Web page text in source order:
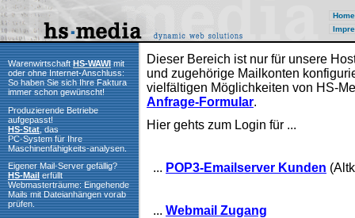
Home
WarenwirtschaftHS-WAWImit
oder ohne Internet-Anschluss:
So haben Sie sich Ihre Faktura
immer schon gewünscht!
Produzierende Betriebe
aufgepasst!
HS-Stat, das
PC-System für Ihre
Maschinenfähigkeits-analysen.
Eigener Mail-Server gefällig?
HS-Mailerfüllt
Webmasterträume: Eingehende
Mails mit Dateianhängen vorab
prüfen.
Dieser Bereich ist nur für unsere
und zugehörige Mailkonten
vielfältigen Möglichkeiten von HS-
Anfrage-Formular.
Hier gehts zum Login für ...
... POP3-Emailserver Kunden
... Webmail Zugang